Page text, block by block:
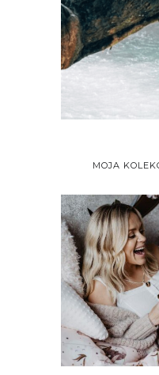
MOJA